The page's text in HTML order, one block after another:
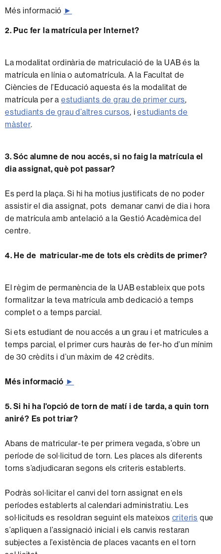
Més informació ►
2. Puc fer la matrícula per Internet?
La modalitat ordinària de matriculació de la UAB és la
matrícula en línia o automatrícula. A la Facultat de
Ciències de l’Educació aquesta és la modalitat de
matrícula per a estudiants de grau de primer curs,
estudiants de grau d’altres cursos, iestudiants de
màster.
3. Sóc alumne de nou accés, si no faig la matrícula el
dia assignat, què pot passar?
Es perd la plaça. Si hi ha motius justificats de no poder
assistir el dia assignat, pots demanar canvi de dia i hora
de matrícula amb antelació a la Gestió Acadèmica del
centre.
4. He de matricular-me de tots els crèdits de primer?
El règim de permanència de la UAB estableix que pots
formalitzar la teva matrícula amb dedicació a temps
complet o a temps parcial.
Si ets estudiant de nou accés a un grau i et matricules a
temps parcial, el primer curs hauràs de fer-ho d’un mínim
de 30 crèdits i d’un màxim de 42 crèdits.
Més informació ►
5. Si hi ha l'opció de torn de matí i de tarda, a quin torn
aniré? Es pot triar?
Abans de matricular-te per primera vegada, s’obre un
període de sol·licitud de torn. Les places als diferents
torns s’adjudicaran segons els criteris establerts.
Podràs sol·licitar el canvi del torn assignat en els
períodes establerts al calendari administratiu. Les
sol·licituds es resoldran seguint els mateixos criteris que
s’apliquen a l’assignació inicial i els canvis restaran
subjectes a l’existència de places vacants en el torn